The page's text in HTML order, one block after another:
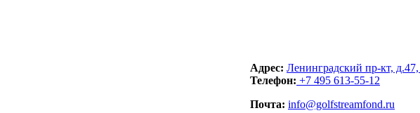
Адрес: Ленинградский пр-кт,
Телефон: +7 495 613-55-12
Почта: info@golfstreamfond.ru